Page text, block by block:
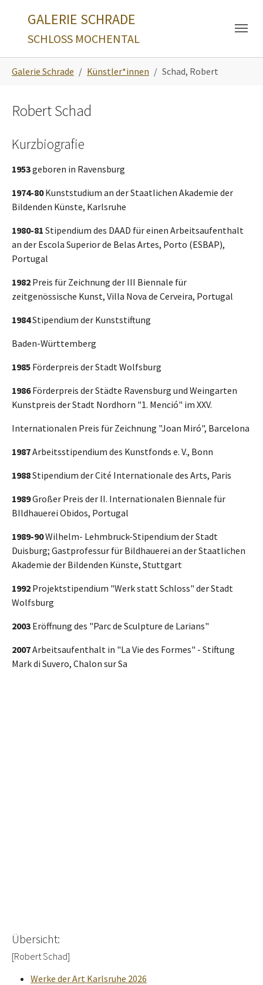
GALERIE SCHRADE
SCHLOSS MOCHENTAL
Galerie Schrade Künstler*innen Schad, Robert
Robert Schad
Kurzbiografie
1953geboren in Ravensburg
1974-80Kunststudium an der Staatlichen Akademie der
Bildenden Künste, Karlsruhe
1980-81 Stipendium des DAAD für einen Arbeitsaufenthalt
an der Escola Superior de Belas Artes, Porto (ESBAP),
Portugal
1982 Preis für Zeichnung der III Biennale für
zeitgenössische Kunst, Villa Nova de Cerveira, Portugal
1984Stipendium der Kunststiftung
Baden-Württemberg
1985 Förderpreis der Stadt Wolfsburg
1986Förderpreis der Städte Ravensburg und Weingarten
Kunstpreis der Stadt Nordhorn "1. Menció" im XXV.
Internationalen Preis für Zeichnung "Joan Miró", Barcelona
1987Arbeitsstipendium des Kunstfonds e. V., Bonn
1988Stipendium der Cité Internationale des Arts, Paris
1989Großer Preis der II. Internationalen Biennale für
BIldhauerei Obidos, Portugal
1989-90Wilhelm- Lehmbruck-Stipendium der Stadt
Duisburg; Gastprofessur für Bildhauerei an der Staatlichen
Akademie der Bildenden Künste, Stuttgart
1992 Projektstipendium "Werk statt Schloss" der Stadt
Wolfsburg
2003 Eröffnung des "Parc de Sculpture de Larians"
2007Arbeitsaufenthalt in "La Vie des Formes" - Stiftung
Mark di Suvero, Chalon sur Sa
Übersicht:
[Robert Schad]
Werke der Art Karlsruhe 2026